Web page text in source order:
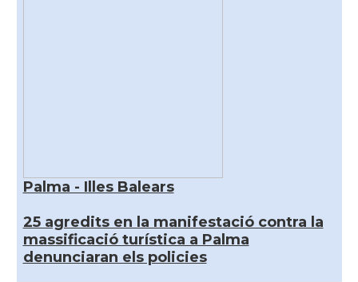
Palma - Illes Balears
25 agredits en la manifestació contra la
massificació turística a Palma
denunciaran els policies